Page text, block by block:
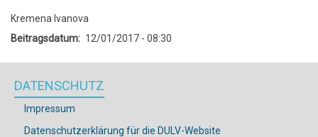
Kremena Ivanova
Beitragsdatum
12/01/2017 - 08:30
DATENSCHUTZ
Impressum
Datenschutzerklärung für die DULV-Website